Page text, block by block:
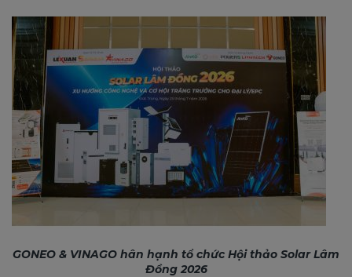
GONEO & VINAGO hân hạnh tổ chức Hội thảo Solar Lâm
Đồng 2026